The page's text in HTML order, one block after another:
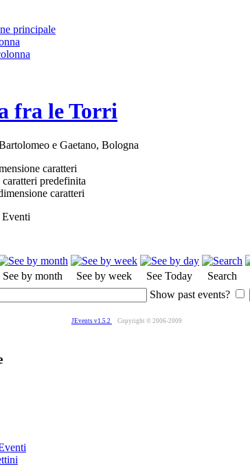
principale
fra le Torri
e Gaetano, Bologna
See by month See by week See Today Search
Show past events?
JEvents v1.5.2 Copyright © 2006-2009